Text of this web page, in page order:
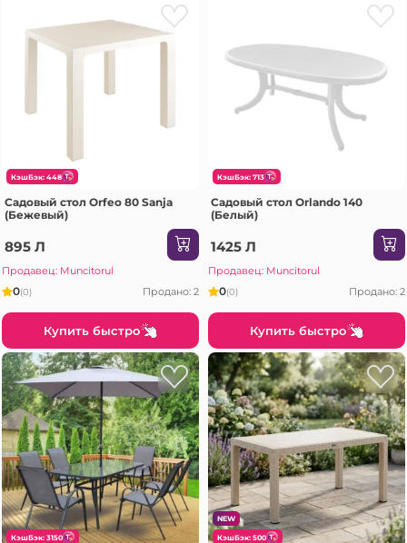
КэшБэк: 448
Садовый стол Orfeo 80 Sanja
(Бежевый)
895 Л
Продавец: Muncitorul
0(0) Продано: 2
Купить быстро
КэшБэк: 713
Садовый стол Orlando 140
(Белый)
1425 Л
Продавец: Muncitorul
0(0) Продано: 2
Купить быстро
КэшБэк: 3150
NEW
КэшБэк: 500